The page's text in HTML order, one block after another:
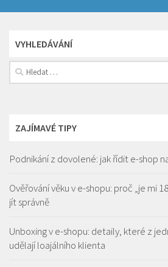
VYHLEDÁVÁNÍ
Vyhledávání
ZAJÍMAVÉ TIPY
Podnikání z dovolené: jak řídit e-shop
Ověřování věku v e-shopu: proč „je mi
jít správně
Unboxing v e-shopu: detaily, které z
udělají loajálního klienta